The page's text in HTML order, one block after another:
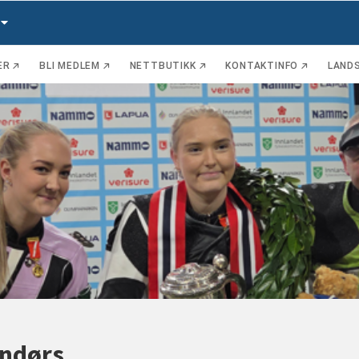
BLI MEDLEM NETTBUTIKK KONTAKTINFO